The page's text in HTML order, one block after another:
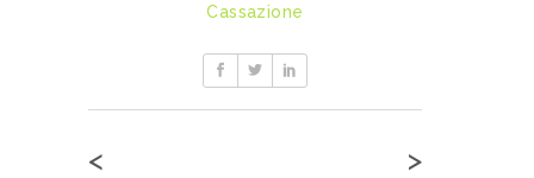
Cassazione
< >